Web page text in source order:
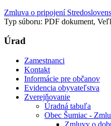
Zmluva o pripojení
Typ súboru: PDF dokument,
Úrad
Zamestnanci
Kontakt
Informácie pre občanov
Evidencia obyvateľstva
Zverejňovanie
Úradná tabuľa
Obec Šumiac -